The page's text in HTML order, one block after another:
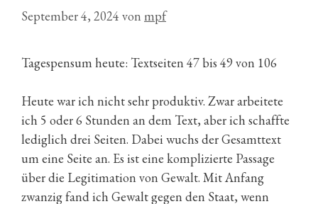
September 4, 2024 von mpf
Tagespensum heute: Textseiten 47 bis 49 von 106
Heute war ich nicht sehr produktiv. Zwar arbeitete
ich 5 oder 6 Stunden an dem Text, aber ich schaffte
lediglich drei Seiten. Dabei wuchs der Gesamttext
um eine Seite an. Es ist eine komplizierte Passage
über die Legitimation von Gewalt. Mit Anfang
zwanzig fand ich Gewalt gegen den Staat, wenn